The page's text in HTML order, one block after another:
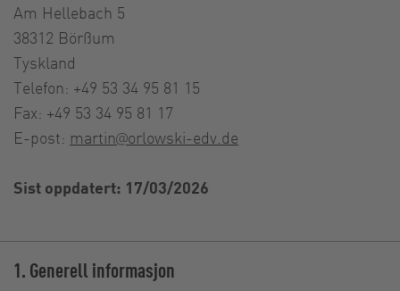
Am Hellebach 5
38312 Börßum
Tyskland
Telefon: +49 53 34 95 81 15
Fax: +49 53 34 95 81 17
E-post: martin@orlowski-edv.de
Sist oppdatert: 17/03/2026
1. Generell informasjon